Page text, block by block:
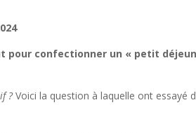
pour confectionner un « petit
?Voici la question à laquelle ont essayé